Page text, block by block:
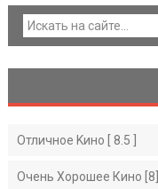
Отличное Kино [ 8.5 ]
Очень Хорошее Кино [8]